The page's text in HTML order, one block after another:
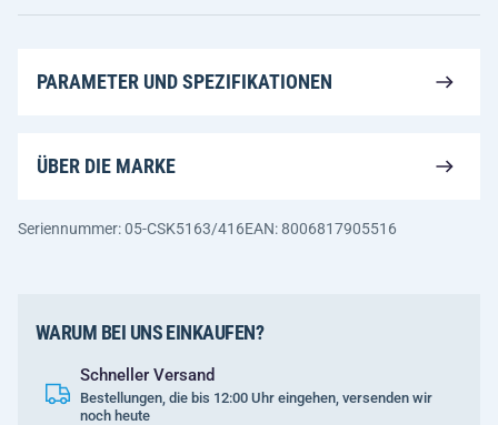
PARAMETER UND SPEZIFIKATIONEN
ÜBER DIE MARKE
Seriennummer: 05-CSK5163/416EAN: 8006817905516
WARUM BEI UNS EINKAUFEN?
Schneller Versand
Bestellungen, die bis 12:00 Uhr eingehen, versenden wir
noch heute